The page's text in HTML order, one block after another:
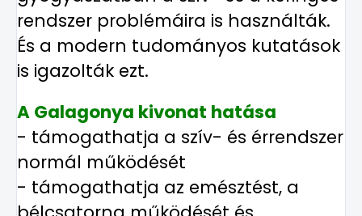
rendszer problémáira is használták.
És a modern tudományos kutatások
is igazolták ezt.
A Galagonya kivonat hatása
- támogathatja a szív- és érrendszer
normál működését
- támogathatja az emésztést, a